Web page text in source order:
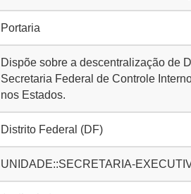
Portaria
Dispõe sobre a descentralização de
Secretaria Federal de Controle
nos Estados.
Distrito Federal (DF)
UNIDADE::SECRETARIA-